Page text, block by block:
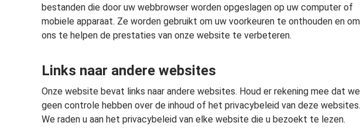
bestanden die door uw webbrowser worden opgeslagen op uw computer of
mobiele apparaat. Ze worden gebruikt om uw voorkeuren te onthouden en om
ons te helpen de prestaties van onze website te verbeteren.
Links naar andere websites
Onze website bevat links naar andere websites. Houd er rekening mee dat we
geen controle hebben over de inhoud of het privacybeleid van deze websites.
We raden u aan het privacybeleid van elke website die u bezoekt te lezen.